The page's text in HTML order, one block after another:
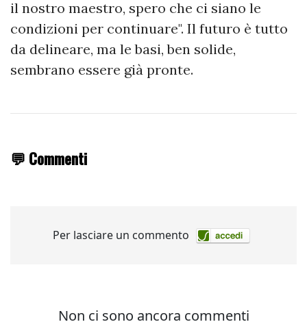
il nostro maestro, spero che ci siano le
condizioni per continuare". Il futuro è tutto
da delineare, ma le basi, ben solide,
sembrano essere già pronte.
💬 Commenti